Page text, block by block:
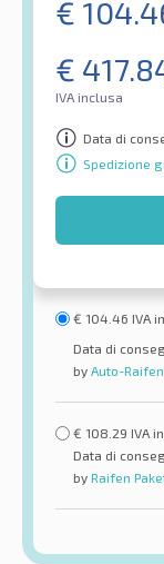
€
€
IVA inclusa
Data di
Spedizione
€ 104.46 IVA
Data di
by Auto-
€ 108.29 IVA
Data di
by Raifen